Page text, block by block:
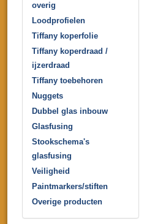
overig
Loodprofielen
Tiffany koperfolie
Tiffany koperdraad /
ijzerdraad
Tiffany toebehoren
Nuggets
Dubbel glas inbouw
Glasfusing
Stookschema's
glasfusing
Veiligheid
Paintmarkers/stiften
Overige producten